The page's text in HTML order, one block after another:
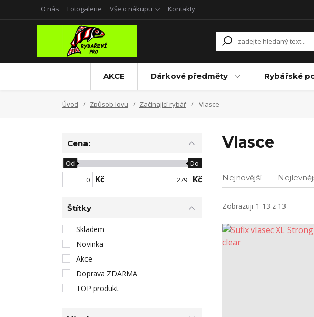
O nás Fotogalerie Vše o nákupu Kontakty
AKCE Dárkové předměty Rybářské
Úvod Způsob lovu Začínající rybář Vlasce
Vlasce
Nejnovější
Zobrazuji 1-13 z 13
Cena:
Kč
Od Do
Kč
Štítky
Skladem
Novinka
Akce
Doprava ZDARMA
TOP produkt